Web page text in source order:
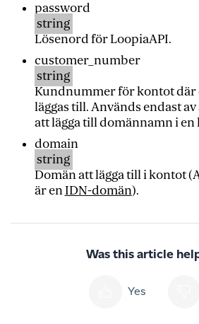
password
string
Lösenord för LoopiaAPI.
customer_number
string
Kundnummer för kontot där
läggas till. Används endast
att lägga till domännamn i
domain
string
Domän att lägga till i kontot
är enIDN-domän).
Was this article
Yes